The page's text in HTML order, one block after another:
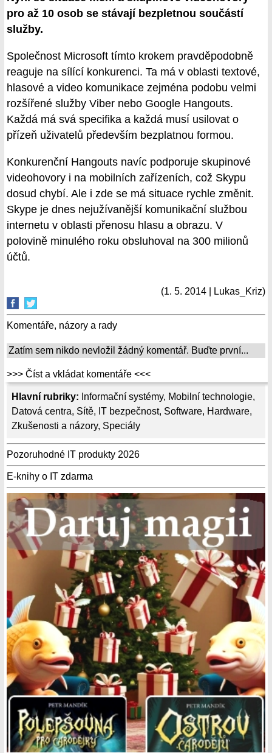
Hlavní rubriky: Informační systémy, Mobilní technologie,
Datová centra, Sítě, IT bezpečnost, Software, Hardware,
Zkušenosti a názory, Speciály
Pozoruhodné IT produkty 2026
E-knihy o IT zdarma
pro až 10 osob se stávají bezpletnou součástí
služby.
Společnost Microsoft tímto krokem pravděpodobně
reaguje na sílící konkurenci. Ta má v oblasti textové,
hlasové a video komunikace zejména podobu velmi
rozšířené služby Viber nebo Google Hangouts.
Každá má svá specifika a každá musí usilovat o
přízeň uživatelů především bezplatnou formou.
Konkurenční Hangouts navíc podporuje skupinové
videohovory i na mobilních zařízeních, což Skypu
dosud chybí. Ale i zde se má situace rychle změnit.
Skype je dnes nejužívanější komunikační službou
internetu v oblasti přenosu hlasu a obrazu. V
polovině minulého roku obsluhoval na 300 milionů
účtů.
(1. 5. 2014 | Lukas_Kriz)
Komentáře, názory a rady
Zatím sem nikdo nevložil žádný komentář. Buďte první...
>>> Číst a vkládat komentáře <<<